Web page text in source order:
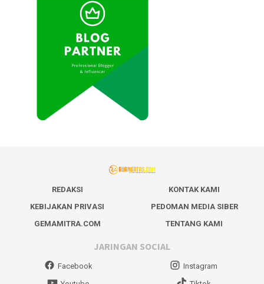
REDAKSI
KONTAK KAMI
KEBIJAKAN PRIVASI
PEDOMAN MEDIA SIBER
GEMAMITRA.COM
TENTANG KAMI
JARINGAN SOCIAL
Facebook
Instagram